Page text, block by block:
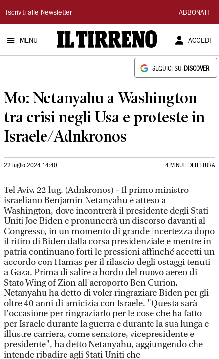
Il
Tirreno
Iscriviti alle Newsletter ABBONATI
MENU ACCEDI
SEGUICI SU DISCOVER
Mo: Netanyahu a Washington
tra crisi negli Usa e proteste in
Israele/Adnkronos
22 luglio 2024 14:40 4 MINUTI DI LETTURA
Tel Aviv, 22 lug. (Adnkronos) - Il primo ministro
israeliano Benjamin Netanyahu è atteso a
Washington, dove incontrerà il presidente degli Stati
Uniti Joe Biden e pronuncerà un discorso davanti al
Congresso, in un momento di grande incertezza dopo
il ritiro di Biden dalla corsa presidenziale e mentre in
patria continuano forti le pressioni affinché accetti un
accordo con Hamas per il rilascio degli ostaggi tenuti
a Gaza. Prima di salire a bordo del nuovo aereo di
Stato Wing of Zion all'aeroporto Ben Gurion,
Netanyahu ha detto di voler ringraziare Biden per gli
oltre 40 anni di amicizia con Israele. "Questa sarà
l'occasione per ringraziarlo per le cose che ha fatto
per Israele durante la guerra e durante la sua lunga e
illustre carriera, come senatore, vicepresidente e
presidente", ha detto Netanyahu, aggiungendo che
intende ribadire agli Stati Uniti che